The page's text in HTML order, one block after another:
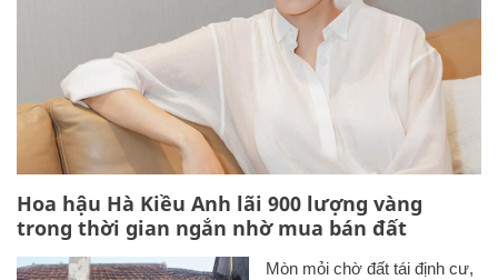
Hoa hậu Hà Kiều Anh lãi 900 lượng vàng
trong thời gian ngắn nhờ mua bán đất
Mòn mỏi chờ đất tái định cư,